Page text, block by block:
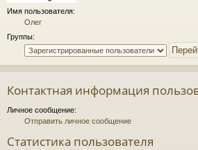
Имя пользователя:
Олег
Группы:
Контактная информация
Личное сообщение:
Отправить личное сообщение
Статистика пользователя